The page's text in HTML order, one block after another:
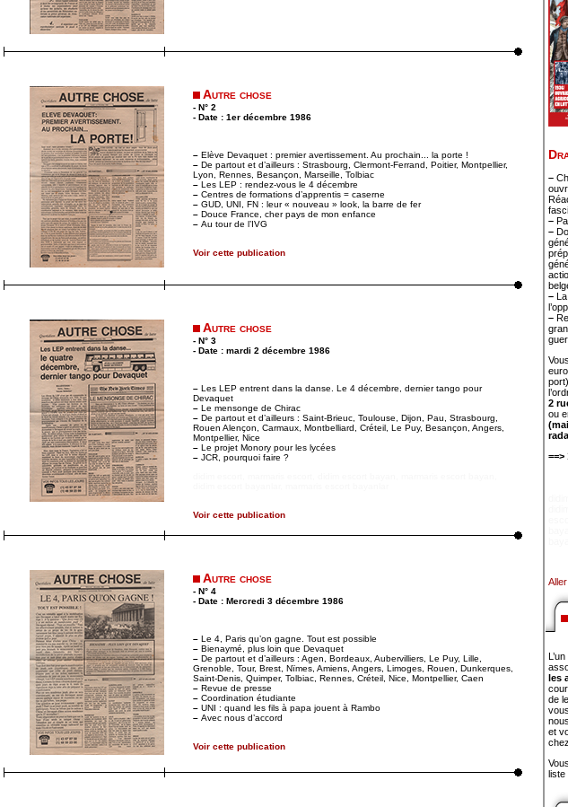
Autre chose
- N° 2
- Date : 1er décembre 1986
– Elève Devaquet : premier avertissement. Au prochain... la porte !
– De partout et d’ailleurs : Strasbourg, Clermont-Ferrand, Poitier, Montpellier,
Lyon, Rennes, Besançon, Marseille, Tolbiac
– Les LEP : rendez-vous le 4 décembre
– Centres de formations d’apprentis = caserne
– GUD, UNI, FN : leur « nouveau » look, la barre de fer
– Douce France, cher pays de mon enfance
– Au tour de l’IVG
Voir cette publication
Autre chose
- N° 3
- Date : mardi 2 décembre 1986
– Les LEP entrent dans la danse. Le 4 décembre, dernier tango pour
Devaquet
– Le mensonge de Chirac
– De partout et d’ailleurs : Saint-Brieuc, Toulouse, Dijon, Pau, Strasbourg,
Rouen Alençon, Carmaux, Montbelliard, Créteil, Le Puy, Besançon, Angers,
Montpellier, Nice
– Le projet Monory pour les lycées
– JCR, pourquoi faire ?
Voir cette publication
Autre chose
- N° 4
- Date : Mercredi 3 décembre 1986
– Le 4, Paris qu’on gagne. Tout est possible
– Bienaymé, plus loin que Devaquet
– De partout et d’ailleurs : Agen, Bordeaux, Aubervilliers, Le Puy, Lille,
Grenoble, Tour, Brest, Nïmes, Amiens, Angers, Limoges, Rouen, Dunkerques,
Saint-Denis, Quimper, Tolbiac, Rennes, Créteil, Nice, Montpellier, Caen
– Revue de presse
– Coordination étudiante
– UNI : quand les fils à papa jouent à Rambo
– Avec nous d’accord
Voir cette publication
–
–
–
–
–
2
ou
==>
les
de
et
liste